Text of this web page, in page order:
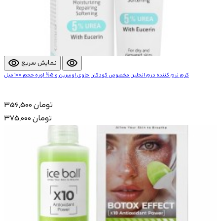
visibility نمایش سریع visibility
کرم نرم کننده درم انجلین مخصوص کودکان حاوی اوسرین و 5% اوره حجم 100 میل
356,500 تومان
375,000 تومان